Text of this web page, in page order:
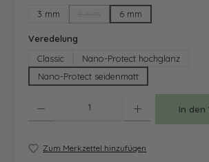
3 mm
(Diese Option ist zurzeit nicht
6 mm
Veredelung
Classic
Nano-Protect hochglanz
Nano-Protect seidenmatt
In den
Zum Merkzettel hinzufügen